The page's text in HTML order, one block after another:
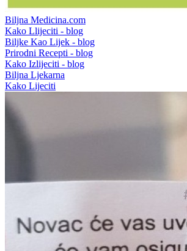
Biljna Medicina.com
Kako Llijeciti - blog
Biljke Kao Lijek - blog
Prirodni Recepti - blog
Kako Izlijeciti - blog
Biljna Ljekarna
Kako Lijeciti